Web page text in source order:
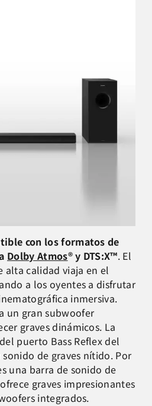
con los formatos de
Dolby Atmos® y DTS:X™. El
alta calidad viaja en el
a los oyentes a disfrutar
inmersiva.
un gran subwoofer
graves dinámicos. La
puerto Bass Reflex del
de graves nítido. Por
una barra de sonido de
graves impresionantes
integrados.